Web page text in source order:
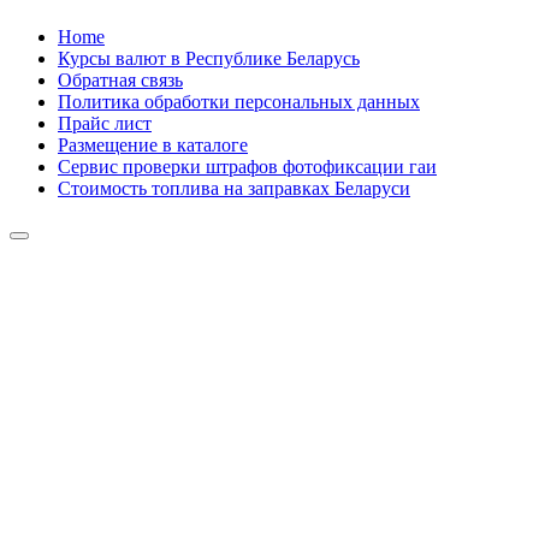
Skip
content
Home
Курсы валют в Республике Беларусь
Обратная связь
Политика обработки персональных данных
Прайс лист
Размещение в каталоге
Сервис проверки штрафов фотофиксации гаи
Стоимость топлива на заправках Беларуси